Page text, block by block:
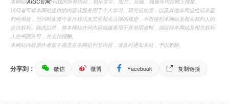
本网站(AIGC官网)刊载的所有内容，包括文字、图片、音频、视频等均在网上搜集。
访问者可将本网站提供的内容或服务用于个人学习、研究或欣赏，以及其他非商业性或非盈
利性用途，但同时应遵守著作权法及其他相关法律的规定，不得侵犯本网站及相关权利人的
合法权利。除此以外，将本网站任何内容或服务用于其他用途时，须征得本网站及相关权利
人的书面许可，并支付报酬。
本网站内容原作者如不愿意在本网站刊登内容，请及时通知本站，予以删除。
分享到： 微信 微博 Facebook 复制链接